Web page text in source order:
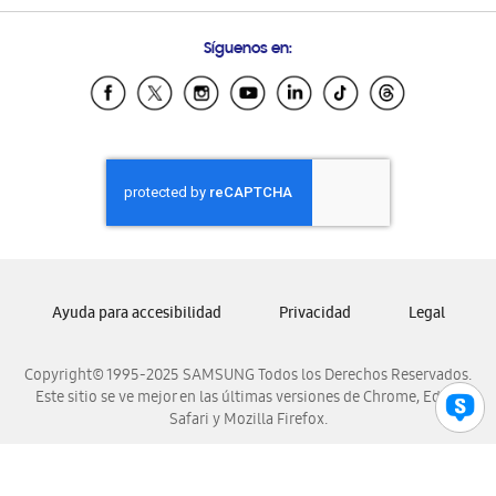
Samsung Ecuador
Samsung El Salvador
Samsung Honduras
Samsung Nicaragua
Samsung Panamá
Samsung Venezuela
Síguenos en:
Copyright© 1995-2025 SAMSUNG Todos los Derechos Reservados.
Este sitio se ve mejor en las últimas versiones de Chrome, Edge,
Safari y Mozilla Firefox.
Ayuda para accesibilidad Privacidad Legal